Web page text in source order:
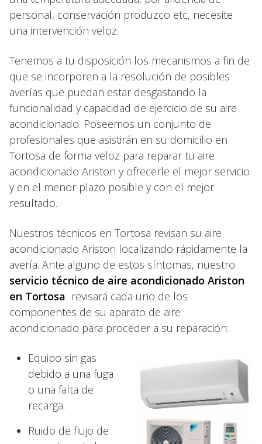
personal, conservación produzco etc, necesite
una intervención veloz.
Tenemos a tu disposición los mecanismos a fin de
que se incorporen a la resolución de posibles
averías que puedan estar desgastando la
funcionalidad y capacidad de ejercicio de su aire
acondicionado. Poseemos un conjunto de
profesionales que asistirán en su domicilio en
Tortosa de forma veloz para reparar tu aire
acondicionado Ariston y ofrecerle el mejor servicio
y en el menor plazo posible y con el mejor
resultado.
Nuestros técnicos en Tortosa revisan su aire
acondicionado Ariston localizando rápidamente la
avería. Ante alguno de estos síntomas, nuestro
servicio técnico de aire acondicionado Ariston
en Tortosa revisará cada uno de los
componentes de su aparato de aire
acondicionado para proceder a su reparación:
Equipo sin gas
debido a una fuga
o una falta de
recarga.
Ruido de flujo de